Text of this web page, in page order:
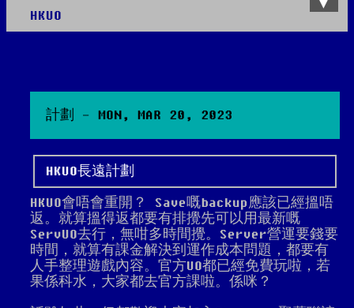
HKUO
計劃 - MON, MAR 20, 2023
HKUO長遠計劃
HKUO會唔會重開？ Save嘅backup應該已經搵唔
返。就算搵得返都要有排攪先可以用最新嘅
ServUO去行，無咁多時間攪。Server營運要錢要
時間，就算有課金解決到運作成本問題，都要有
人手整理遊戲內容。官方UO都已經免費玩啦，若
果係科水，大家都去官方課啦。係咪？